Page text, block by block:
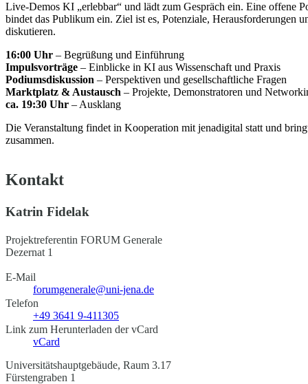
Live-Demos KI „erlebbar“ und lädt zum Gespräch ein. Eine offene
bindet das Publikum ein. Ziel ist es, Potenziale, Herausforderungen
diskutieren.
16:00 Uhr – Begrüßung und Einführung
Impulsvorträge – Einblicke in KI aus Wissenschaft und Praxis
Podiumsdiskussion – Perspektiven und gesellschaftliche Fragen
Marktplatz & Austausch – Projekte, Demonstratoren und
ca. 19:30 Uhr – Ausklang
Die Veranstaltung findet in Kooperation mit jenadigital statt und
zusammen.
Kontakt
Katrin Fidelak
Projektreferentin FORUM Generale
Dezernat 1
E-Mail
forumgenerale@uni-jena.de
Telefon
+49 3641 9-411305
Link zum Herunterladen der vCard
vCard
Universitätshauptgebäude, Raum 3.17
Fürstengraben 1